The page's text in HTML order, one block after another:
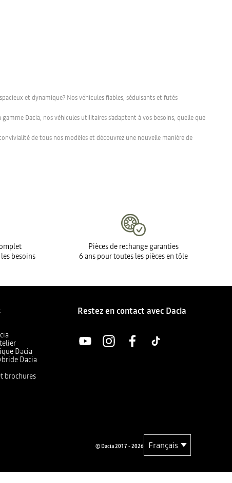
et dynamique? Nos véhicules fiables, séduisants et futés
Dacia, nos véhicules utilitaires s'adaptent à vos besoins, quelle que
de tous nos modèles et découvrez une nouvelle manière de
besoins
Pièces de rechange garanties
6 ans pour toutes les pièces en tôle
Dacia
Dacia
brochures
Restez en contact avec Dacia
© Dacia 2017 - 2026